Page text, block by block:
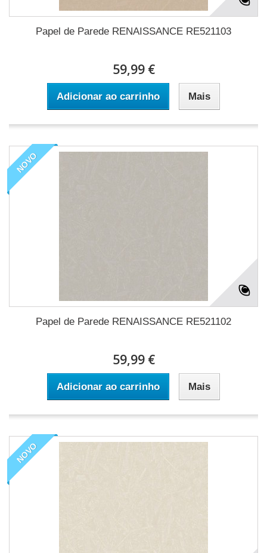
Papel de Parede RENAISSANCE RE521103
59,99 €
Adicionar ao carrinho Mais
NOVO
Papel de Parede RENAISSANCE RE521102
59,99 €
Adicionar ao carrinho Mais
NOVO